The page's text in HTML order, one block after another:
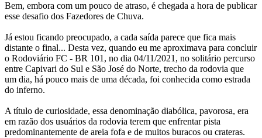
Bem, embora com um pouco de atraso, é chegada a hora de publicar
esse desafio dos Fazedores de Chuva.
Já estou ficando preocupado, a cada saída parece que fica mais
distante o final... Desta vez, quando eu me aproximava para concluir
o Rodoviário FC - BR 101, no dia 04/11/2021, no solitário percurso
entre Capivari do Sul e São José do Norte, trecho da rodovia que
um dia, há pouco mais de uma década, foi conhecida como estrada
do inferno.
A título de curiosidade, essa denominação diabólica, pavorosa, era
em razão dos usuários da rodovia terem que enfrentar pista
predominantemente de areia fofa e de muitos buracos ou crateras.